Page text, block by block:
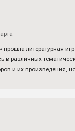
литературная
в различных
и их произведения,